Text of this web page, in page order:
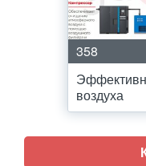
358
воздуха